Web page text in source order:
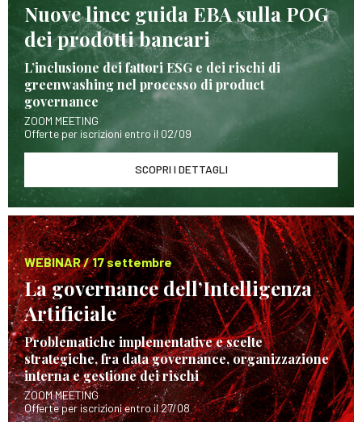
Nuove linee guida EBA sulla POG
dei prodotti bancari
L’inclusione dei fattori ESG e dei rischi di
greenwashing nel processo di product
governance
ZOOM MEETING
Offerte per iscrizioni entro il 02/09
SCOPRI I DETTAGLI
WEBINAR / 17 settembre
La governance dell’Intelligenza
Artificiale
Problematiche implementative e scelte
strategiche, fra data governance, organizzazione
interna e gestione dei rischi
ZOOM MEETING
Offerte per iscrizioni entro il 27/08